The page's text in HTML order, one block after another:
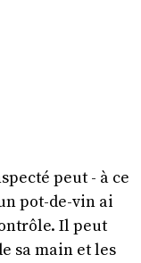
peut - à ce
pot-de-vin ai
Il peut
sa main et les